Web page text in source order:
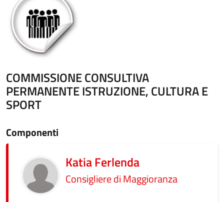
COMMISSIONE CONSULTIVA
PERMANENTE ISTRUZIONE, CULTURA E
SPORT
Componenti
Katia Ferlenda
Consigliere di Maggioranza